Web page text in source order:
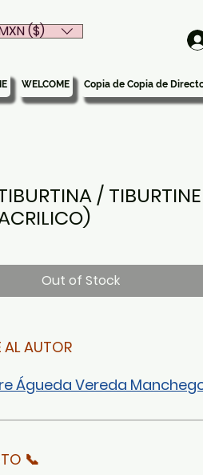
($)
WELCOME Copia de Copia de
/ TIBURTINE
Out of Stock
AUTOR
Águeda Vereda
📞